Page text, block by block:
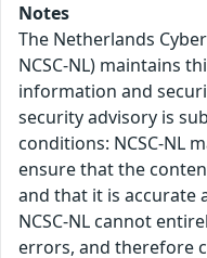
Notes
The Netherlands
NCSC-NL) maintains
information and
security advisory is
conditions: NCSC-NL
ensure that the
and that it is accurate
NCSC-NL cannot
errors, and therefore